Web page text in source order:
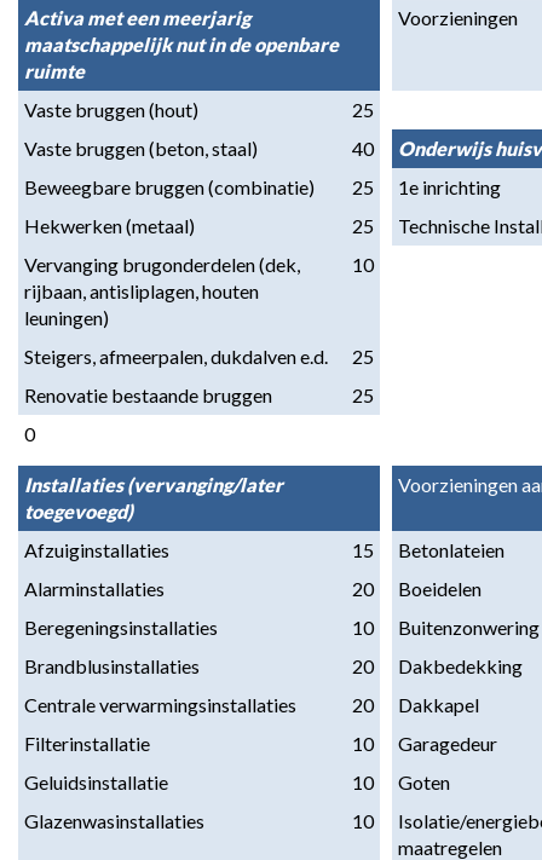
Activa met een meerjarig
maatschappelijk nut in de openbare
ruimte
Voorzieningen
Vaste bruggen (hout)
25
Vaste bruggen (beton, staal)
40
Onderwijs
Beweegbare bruggen (combinatie)
25
1e inrichting
Hekwerken (metaal)
25
Technische
Vervanging brugonderdelen (dek,
rijbaan, antisliplagen, houten
leuningen)
10
Steigers, afmeerpalen, dukdalven e.d.
25
Renovatie bestaande bruggen
25
0
Installaties (vervanging/later
toegevoegd)
Voorzieningen
Afzuiginstallaties 15
Betonlateien
Alarminstallaties
20
Boeidelen
Beregeningsinstallaties
10
Buitenzonwering
Brandblusinstallaties
20
Dakbedekking
Centrale verwarmingsinstallaties
20
Dakkapel
Filterinstallatie
10
Garagedeur
Geluidsinstallatie
10
Goten
Glazenwasinstallaties
10
Isolatie/
maatregelen